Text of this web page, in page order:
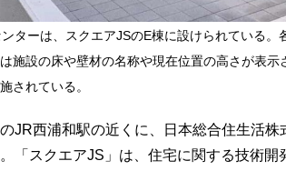
ターは、スクエアJSのE棟に設けられている。
施設の床や壁材の名称や現在位置の高さが表示
されている。
JR西浦和駅の近くに、日本総合住生活株
「スクエアJS」は、住宅に関する技術開